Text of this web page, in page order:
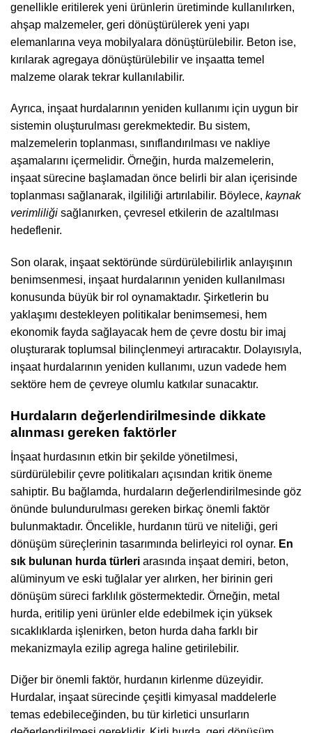
genellikle eritilerek yeni ürünlerin üretiminde kullanılırken,
ahşap malzemeler, geri dönüştürülerek yeni yapı
elemanlarına veya mobilyalara dönüştürülebilir. Beton ise,
kırılarak agregaya dönüştürülebilir ve inşaatta temel
malzeme olarak tekrar kullanılabilir.
Ayrıca, inşaat hurdalarının yeniden kullanımı için uygun bir
sistemin oluşturulması gerekmektedir. Bu sistem,
malzemelerin toplanması, sınıflandırılması ve nakliye
aşamalarını içermelidir. Örneğin, hurda malzemelerin,
inşaat sürecine başlamadan önce belirli bir alan içerisinde
toplanması sağlanarak, ilgililiği artırılabilir. Böylece, kaynak
verimliliği sağlanırken, çevresel etkilerin de azaltılması
hedeflenir.
Son olarak, inşaat sektöründe sürdürülebilirlik anlayışının
benimsenmesi, inşaat hurdalarının yeniden kullanılması
konusunda büyük bir rol oynamaktadır. Şirketlerin bu
yaklaşımı destekleyen politikalar benimsemesi, hem
ekonomik fayda sağlayacak hem de çevre dostu bir imaj
oluşturarak toplumsal bilinçlenmeyi artıracaktır. Dolayısıyla,
inşaat hurdalarının yeniden kullanımı, uzun vadede hem
sektöre hem de çevreye olumlu katkılar sunacaktır.
Hurdaların değerlendirilmesinde dikkate
alınması gereken faktörler
İnşaat hurdasının etkin bir şekilde yönetilmesi,
sürdürülebilir çevre politikaları açısından kritik öneme
sahiptir. Bu bağlamda, hurdaların değerlendirilmesinde göz
önünde bulundurulması gereken birkaç önemli faktör
bulunmaktadır. Öncelikle, hurdanın türü ve niteliği, geri
dönüşüm süreçlerinin tasarımında belirleyici rol oynar. En
sık bulunan hurda türleri arasında inşaat demiri, beton,
alüminyum ve eski tuğlalar yer alırken, her birinin geri
dönüşüm süreci farklılık göstermektedir. Örneğin, metal
hurda, eritilip yeni ürünler elde edebilmek için yüksek
sıcaklıklarda işlenirken, beton hurda daha farklı bir
mekanizmayla ezilip agrega haline getirilebilir.
Diğer bir önemli faktör, hurdanın kirlenme düzeyidir.
Hurdalar, inşaat sürecinde çeşitli kimyasal maddelerle
temas edebileceğinden, bu tür kirletici unsurların